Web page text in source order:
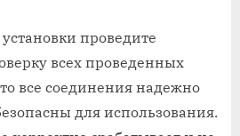
проведите
всех проведенных
все соединения надежно
для использования.